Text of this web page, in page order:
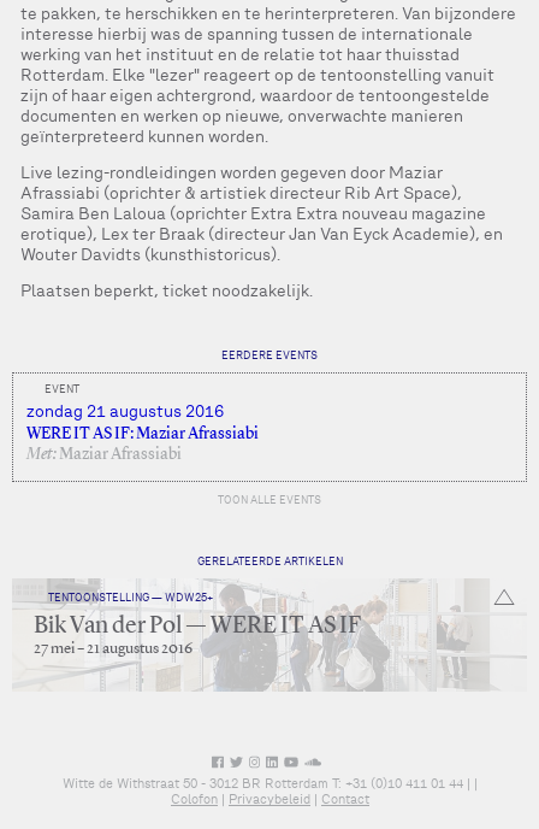
te pakken, te herschikken en te herinterpreteren. Van bijzondere
interesse hierbij was de spanning tussen de internationale
werking van het instituut en de relatie tot haar thuisstad
Rotterdam. Elke "lezer" reageert op de tentoonstelling vanuit
zijn of haar eigen achtergrond, waardoor de tentoongestelde
documenten en werken op nieuwe, onverwachte manieren
geïnterpreteerd kunnen worden.
Live lezing-rondleidingen worden gegeven door Maziar
Afrassiabi (oprichter & artistiek directeur Rib Art Space),
Samira Ben Laloua (oprichter Extra Extra nouveau magazine
erotique), Lex ter Braak (directeur Jan Van Eyck Academie), en
Wouter Davidts (kunsthistoricus).
Plaatsen beperkt, ticket noodzakelijk.
EERDERE EVENTS
EVENT
zondag 21 augustus 2016
WERE IT AS IF: Maziar Afrassiabi
Met: Maziar Afrassiabi
TOON ALLE EVENTS
GERELATEERDE ARTIKELEN
TENTOONSTELLING — WDW25+
Bik Van der Pol — WERE IT AS IF
27 mei – 21 augustus 2016
Witte de Withstraat 50 - 3012 BR Rotterdam T: +31 (0)10 411 01 44 |
Colofon| Privacybeleid Contact